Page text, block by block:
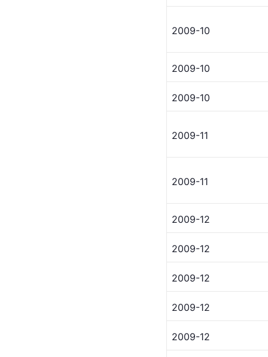
2009-10
2009-10
2009-10
2009-11
2009-11
2009-12
2009-12
2009-12
2009-12
2009-12